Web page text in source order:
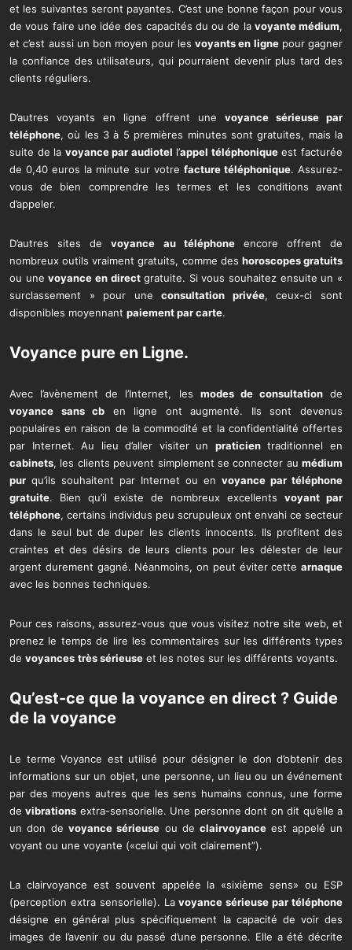
et les suivantes seront payantes. C’est une bonne façon pour vous
de vous faire une idée des capacités du ou de la voyante médium,
et c’est aussi un bon moyen pour les voyants en lignepour gagner
la confiance des utilisateurs, qui pourraient devenir plus tard des
clients réguliers.
D’autres voyants en ligne offrent une voyance sérieuse par
téléphone, où les 3 à 5 premières minutes sont gratuites, mais la
suite de la voyance par audiotel l’appel téléphoniqueest facturée
de 0,40 euros la minute sur votre facture téléphonique. Assurez-
vous de bien comprendre les termes et les conditions avant
d’appeler.
D’autres sites devoyance au téléphoneencore offrent de
nombreux outils vraiment gratuits, comme des horoscopes gratuits
ou unevoyance en directgratuite. Si vous souhaitez ensuite un «
surclassement » pour uneconsultation privée, ceux-ci sont
disponibles moyennant paiement par carte.
Voyance pure en Ligne.
Avec l’avènement de l’Internet, les modes de consultationde
voyance sans cb en ligne ont augmenté. Ils sont devenus
populaires en raison de la commodité et la confidentialité offertes
par Internet. Au lieu d’aller visiter un praticientraditionnel en
cabinets, les clients peuvent simplement se connecter au médium
pur qu’ils souhaitent par Internet ou en voyance par téléphone
gratuite. Bien qu’il existe de nombreux excellents voyant par
téléphone, certains individus peu scrupuleux ont envahi ce secteur
dans le seul but de duper les clients innocents. Ils profitent des
craintes et des désirs de leurs clients pour les délester de leur
argent durement gagné. Néanmoins, on peut éviter cette arnaque
avec les bonnes techniques.
Pour ces raisons, assurez-vous que vous visitez notre site web, et
prenez le temps de lire les commentaires sur les différents types
de voyances très sérieuse et les notes sur les différents voyants.
Qu’est-ce que la voyance en direct ? Guide
de la voyance
Le terme Voyance est utilisé pour désigner le don d’obtenir des
informations sur un objet, une personne, un lieu ou un événement
par des moyens autres que les sens humains connus, une forme
devibrations extra-sensorielle. Une personne dont on dit qu’elle a
un don de voyance sérieuse ou declairvoyance est appelé un
voyant ou une voyante («celui qui voit clairement”).
La clairvoyance est souvent appelée la «sixième sens» ou ESP
(perception extra sensorielle). Lavoyance sérieuse par téléphone
désigne en général plus spécifiquement la capacité de voir des
images de l’avenir ou du passé d’une personne. Elle a été décrite